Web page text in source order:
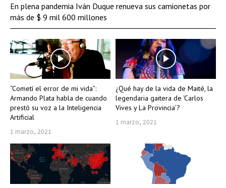
“Cometí el error de mi vida”:
Armando Plata habla de cuando
prestó su voz a la Inteligencia
Artificial
1 marzo, 2021
¿Qué hay de la vida de Maité, la
legendaria gaitera de ‘Carlos
Vives y La Provincia’?
1 marzo, 2021
En plena pandemia Iván Duque renueva sus camionetas por
más de $ 9 mil 600 millones